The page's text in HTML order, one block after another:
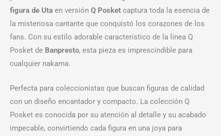
figura de Uta en versión Q Posket captura toda la esencia de
la misteriosa cantante que conquistó los corazones de los
fans. Con su estilo adorable característico de la línea Q
Posket de Banpresto, esta pieza es imprescindible para
cualquier nakama.
Perfecta para coleccionistas que buscan figuras de calidad
con un diseño encantador y compacto. La colección Q
Posket es conocida por su atención al detalle y su acabado
impecable, convirtiendo cada figura en una joya para